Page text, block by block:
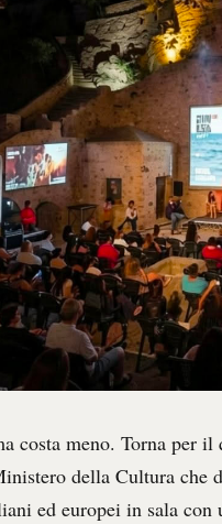
costa meno. Torna per
della Cultura che
ed europei in sala